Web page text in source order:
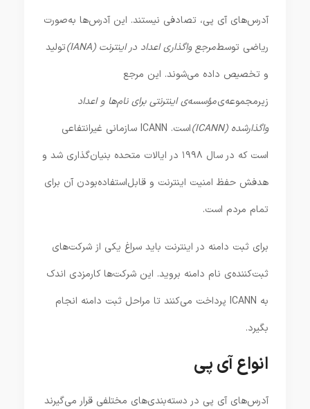
آدرس‌های آی پی، تصادفی نیستند. این آدرس‌ها به‌صورت
ریاضی توسطمرجع واگذاری اعداد در اینترنت (IANA)
تولید
و تخصیص داده می‌شوند. این مرجع
زیرمجموعه‌یمؤسسه‌ی اینترنتی برای نام‌ها و اعداد
واگذارشده (ICANN)
است. ICANN سازمانی غیرانتفاعی
است که در سال ۱۹۹۸ در ایالات متحده بنیان‌گذاری شد و
هدفش حفظ امنیت اینترنت و قابل‌استفاده‌بودن آن برای
تمام مردم است.
برای ثبت دامنه در اینترنت باید سراغ یکی از شرکت‌های
ثبت‌کننده‌ی نام دامنه بروید. این شرکت‌ها کارمزدی اندک
به ICANN پرداخت می‌کنند تا مراحل ثبت دامنه انجام
بگیرد.
انواع آی پی
آدرس‌های آی پی در دسته‌بندی‌های مختلفی قرار می‌گیرند